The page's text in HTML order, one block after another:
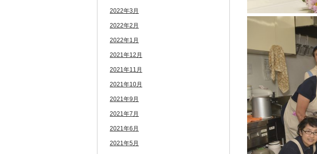
2022年3月
2022年2月
2022年1月
2021年12月
2021年11月
2021年10月
2021年9月
2021年7月
2021年6月
2021年5月